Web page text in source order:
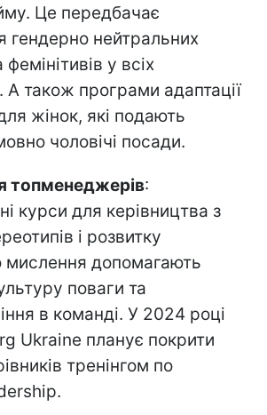
Це передбачає
гендерно нейтральних
у всіх
А також програми адаптації
жінок, які подають
чоловічі посади.
топменеджерів:
курси для керівництва з
і розвитку
мислення допомагають
поваги та
в команді. У 2024 році
Ukraine планує покрити
тренінгом по